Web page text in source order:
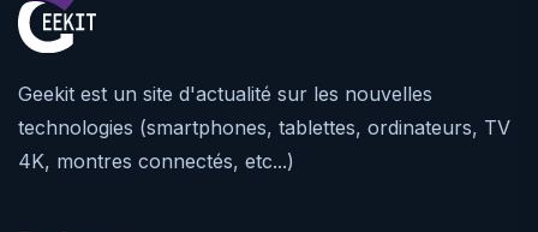
Geekit est un site d'actualité sur les nouvelles
technologies (smartphones, tablettes, ordinateurs, TV
4K, montres connectés, etc...)